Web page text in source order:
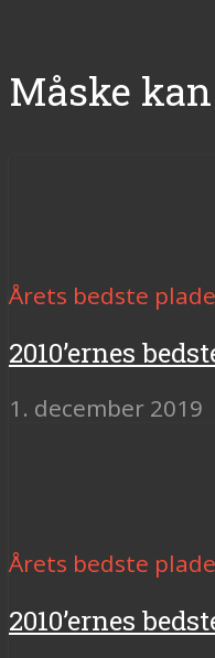
Måske
Årets bedste
2010’ernes
1. december 2019
Årets bedste
2010’ernes